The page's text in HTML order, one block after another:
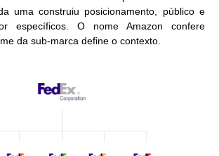
uma construiu posicionamento, público e
específicos. O nome Amazon confere
da sub-marca define o contexto.